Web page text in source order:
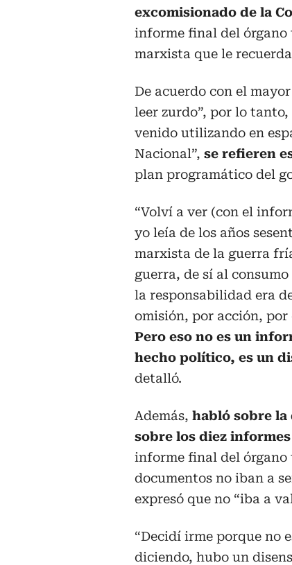
excomisionado de la
informe final del órgano
marxista que le
De acuerdo con el
leer zurdo”, por lo tanto,
venido utilizando en
Nacional”, se refieren
plan programático del
“Volví a ver (con el
yo leía de los años
marxista de la guerra
guerra, de sí al
la responsabilidad era
omisión, por acción, por
Pero eso no es un
hecho político, es un
detalló.
Además, habló sobre la
sobre los diez
informe final del órgano
documentos no iban a
expresó que no “iba a
“Decidí irme porque no
diciendo, hubo un